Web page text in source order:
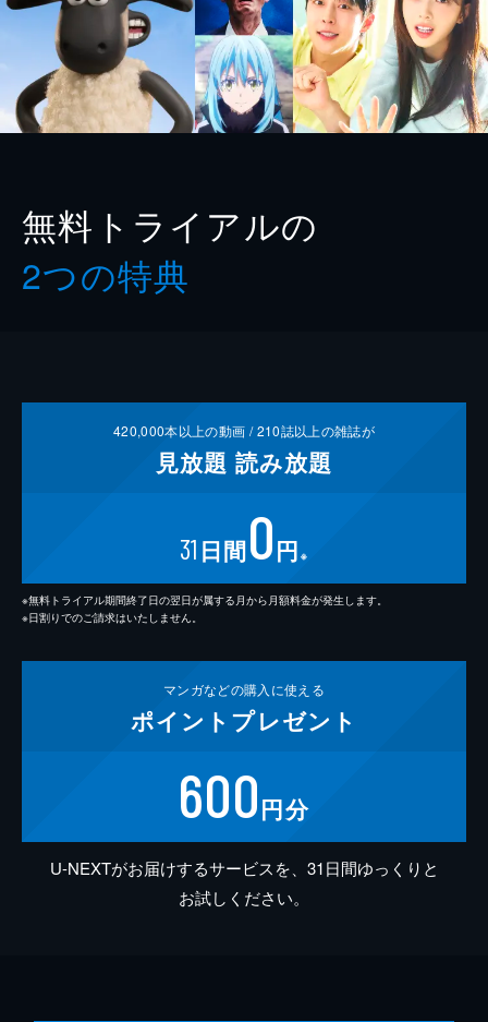
無料トライアルの
2つの特典
420,000本以上の動画 /210誌以上の雑誌が
見放題 読み放題
31 日間0円 ※
※無料トライアル期間終了日の翌日が属する月から月額料金が発生します。
※日割りでのご請求はいたしません。
マンガなどの購入に使える
ポイント プレゼント
600円分
U-NEXTがお届けするサービスを、31日間ゆっくりと
お試しください。